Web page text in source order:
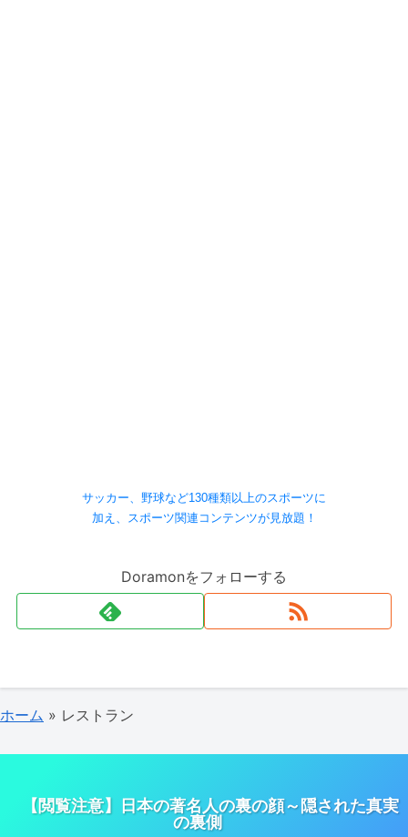
サッカー、野球など130種類以上のスポーツに
加え、スポーツ関連コンテンツが見放題！
Doramonをフォローする
ホーム » レストラン
【閲覧注意】日本の著名人の裏の顔～隠された真実
の裏側